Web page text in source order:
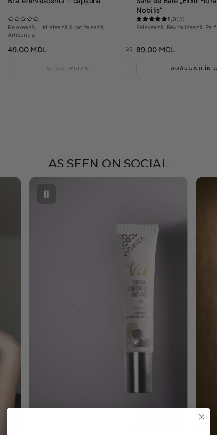
Relaxează, Hidratează & catifelează,
Artizanală
PREȚ
49.00 MDL 125
STOC EPUIZAT
Nobilis”
5,0(3)
Relaxează, Revitalizează,
PREȚ
89.00 MDL
ADĂUGAȚI ÎN
AS SEEN ON SOCIAL